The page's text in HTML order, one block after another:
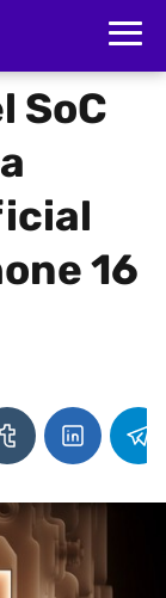
SoC
16